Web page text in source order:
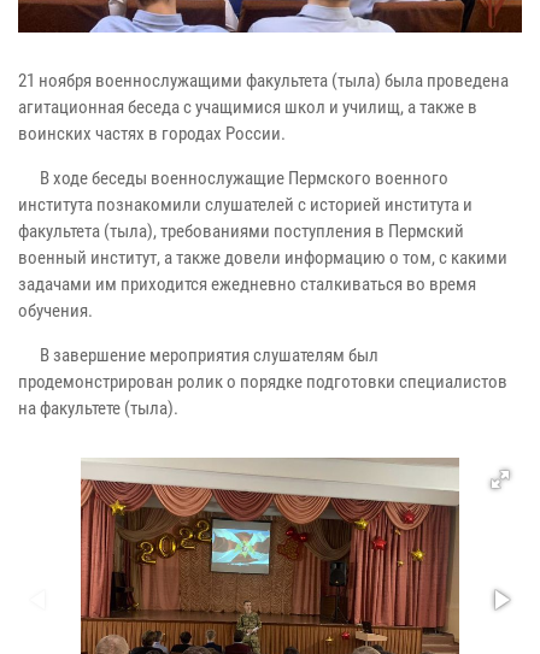
21 ноября военнослужащими факультета (тыла) была проведена
агитационная беседа с учащимися школ и училищ, а также в
воинских частях в городах России.
В ходе беседы военнослужащие Пермского военного
института познакомили слушателей с историей института и
факультета (тыла), требованиями поступления в Пермский
военный институт, а также довели информацию о том, с какими
задачами им приходится ежедневно сталкиваться во время
обучения.
В завершение мероприятия слушателям был
продемонстрирован ролик о порядке подготовки специалистов
на факультете (тыла).